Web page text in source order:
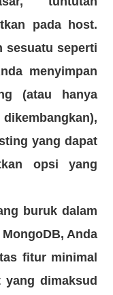
pada host.
sesuatu seperti
menyimpan
(atau hanya
yang dapat
opsi yang
buruk dalam
Anda
fitur minimal
dimaksud